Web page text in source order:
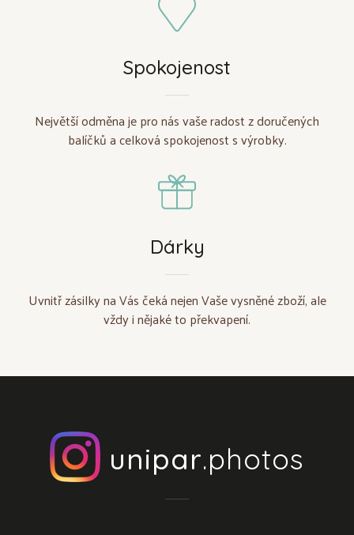
Spokojenost
Největší odměna je pro nás vaše radost z doručených
balíčků a celková spokojenost s výrobky.
Dárky
Uvnitř zásilky na Vás čeká nejen Vaše vysněné zboží, ale
vždy i nějaké to překvapení.
unipar.photos